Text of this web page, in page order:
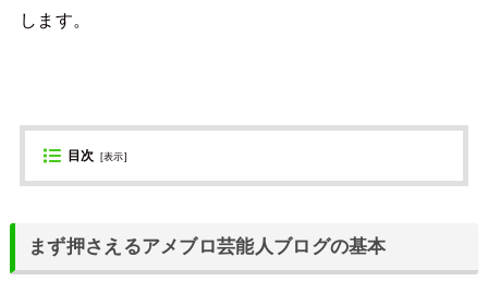
します。
目次 [表示]
まず押さえるアメブロ芸能人ブログの基本